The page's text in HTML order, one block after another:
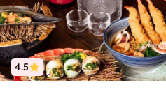
4.5